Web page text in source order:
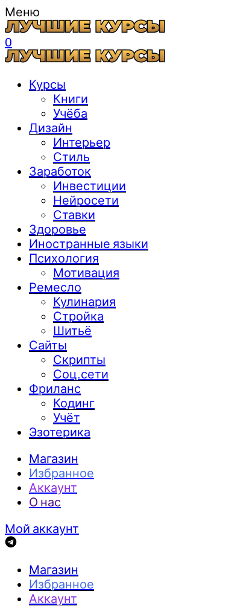
Меню
0
Курсы
Книги
Учёба
Дизайн
Интерьер
Стиль
Заработок
Инвестиции
Нейросети
Ставки
Здоровье
Иностранные языки
Психология
Мотивация
Ремесло
Кулинария
Стройка
Шитьё
Сайты
Скрипты
Соц.сети
Фриланс
Кодинг
Учёт
Эзотерика
Магазин
Избранное
Аккаунт
О нас
Мой аккаунт
Магазин
Избранное
Аккаунт